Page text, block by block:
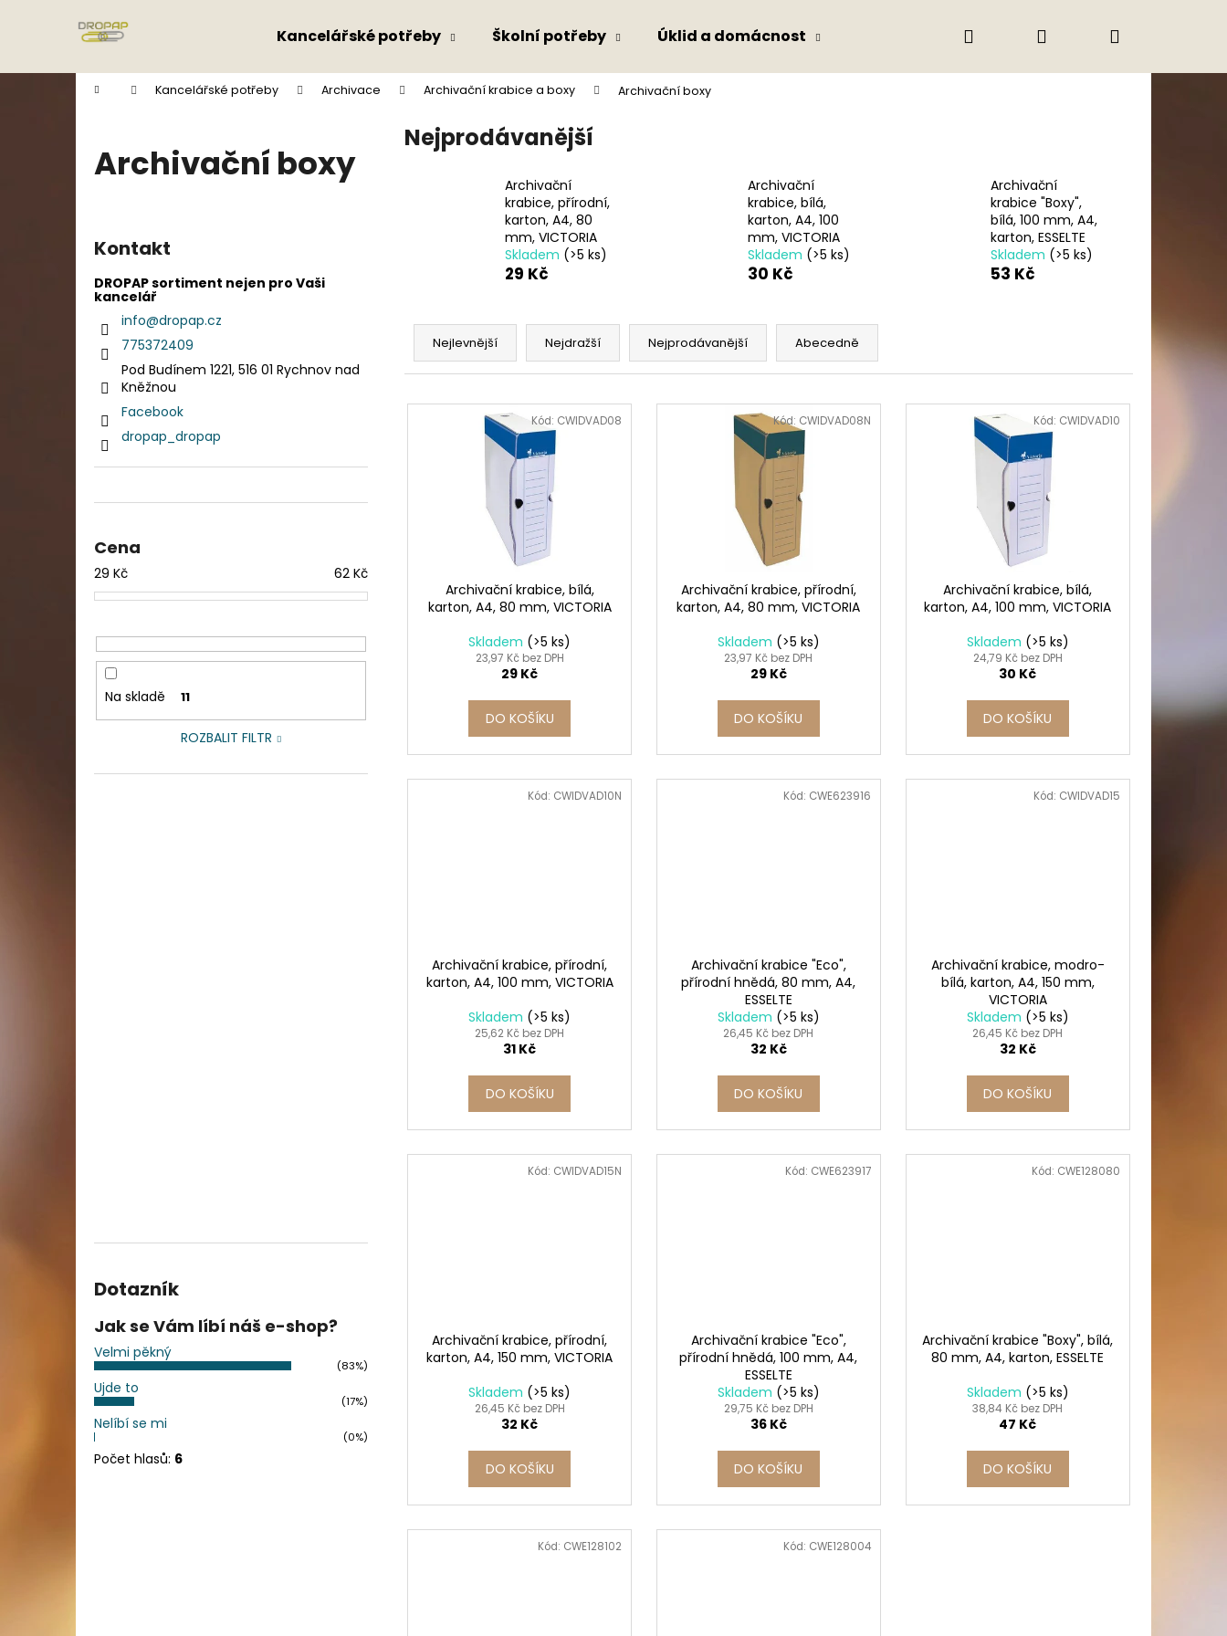
Kancelářské potřeby Školní potřeby Úklid a domácnost Obchodní podmínky
Přihlášení
Domů Kancelářské potřeby Archivace Archivační krabice a boxy Archivační boxy
Archivační boxy
Kontakt
DROPAP sortiment nejen pro Vaši
kancelář
info@dropap.cz
775372409
Pod Budínem 1221, 516 01 Rychnov nad
Kněžnou
Facebook
dropap_dropap
Cena
29 Kč 62 Kč
Na skladě 11
ROZBALIT FILTR
Dotazník
Jak se Vám líbí náš e-shop?
Velmi pěkný
(83%)
Ujde to
(17%)
Nelíbí se mi
(0%)
Počet hlasů: 6
Nejprodávanější
Archivační
krabice, přírodní,
karton, A4, 80
mm, VICTORIA
Skladem (>5 ks)
29 Kč
Archivační
krabice, bílá,
karton, A4, 100
mm, VICTORIA
Skladem (>5 ks)
30 Kč
Archivační
krabice "Boxy",
bílá, 100 mm, A4,
karton, ESSELTE
Skladem (>5 ks)
53 Kč
Ř
z
Nejlevnější Nejdražší Nejprodávanější Abecedně
V
Archivační krabice, bílá,
karton, A4, 80 mm, VICTORIA
Skladem (>5 ks)
23,97 Kč bez DPH
29 Kč
DO KOŠÍKU
Kód: CWIDVAD08
Archivační krabice, přírodní,
karton, A4, 80 mm, VICTORIA
Skladem (>5 ks)
23,97 Kč bez DPH
29 Kč
DO KOŠÍKU
Kód: CWIDVAD08N
Archivační krabice, bílá,
karton, A4, 100 mm, VICTORIA
Skladem (>5 ks)
24,79 Kč bez DPH
30 Kč
DO KOŠÍKU
Kód: CWIDVAD10
Archivační krabice, přírodní,
karton, A4, 100 mm, VICTORIA
Skladem (>5 ks)
25,62 Kč bez DPH
31 Kč
DO KOŠÍKU
Kód: CWIDVAD10N
Archivační krabice "Eco",
přírodní hnědá, 80 mm, A4,
ESSELTE
Skladem (>5 ks)
26,45 Kč bez DPH
32 Kč
DO KOŠÍKU
Kód: CWE623916
Archivační krabice, modro-
bílá, karton, A4, 150 mm,
VICTORIA
Skladem (>5 ks)
26,45 Kč bez DPH
32 Kč
DO KOŠÍKU
Kód: CWIDVAD15
Archivační krabice, přírodní,
karton, A4, 150 mm, VICTORIA
Skladem (>5 ks)
26,45 Kč bez DPH
32 Kč
DO KOŠÍKU
Kód: CWIDVAD15N
Archivační krabice "Eco",
přírodní hnědá, 100 mm, A4,
ESSELTE
Skladem (>5 ks)
29,75 Kč bez DPH
36 Kč
DO KOŠÍKU
Kód: CWE623917
Archivační krabice "Boxy", bílá,
80 mm, A4, karton, ESSELTE
Skladem (>5 ks)
38,84 Kč bez DPH
47 Kč
DO KOŠÍKU
Kód: CWE128080
Kód: CWE128102 Kód: CWE128004
í
Zpět
do
Zpět
do
Co potřebujete najít?
Doporučujeme
DAHLE LAMINÁTOR 70103, A3, 2 VÁLCE
1 990 Kč
Původně:
SADA SQUEEGEE ART VČETNĚ
DĚTSKÝCH BAREV KIDS ART ARTISTS,
ETIKETY SAMOLEPICÍ 70X37 MM POTISK
240 KS
99 Kč